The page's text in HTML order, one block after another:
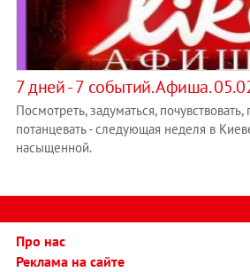
7 дней - 7 событий. Афиша.
Посмотреть, задуматься, почувствовать,
потанцевать - следующая неделя в
насыщенной.
Про нас
Реклама на сайте